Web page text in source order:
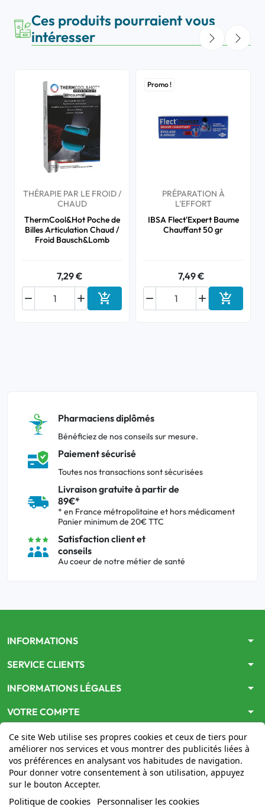
Ces produits pourraient vous
intéresser
THÉRAPIE PAR LE FROID /
CHAUD
ThermCool&Hot Poche de
Billes Articulation Chaud /
Froid Bausch&Lomb
7,29 €

 Ajouter au panier
Promo !
PRÉPARATION À
L'EFFORT
IBSA Flect'Expert Baume
Chauffant 50 gr
7,49 €

 Ajouter
Pharmaciens diplômés
Bénéficiez de nos conseils sur mesure.
Paiement sécurisé
Toutes nos transactions sont sécurisées
Livraison gratuite à partir de
89€*
* en France métropolitaine et hors médicament
Panier minimum de 20€ TTC
Satisfaction client et
conseils
Au coeur de notre métier de santé
INFORMATIONS arrow_drop_down
SERVICE CLIENTS arrow_drop_down
INFORMATIONS LÉGALES arrow_drop_down
VOTRE COMPTE arrow_drop_down
Ce site Web utilise ses propres cookies et ceux de tiers pour
améliorer nos services et vous montrer des publicités liées à
vos préférences en analysant vos habitudes de navigation.
Pour donner votre consentement à son utilisation, appuyez
sur le bouton Accepter.
Politique de cookies Personnaliser les cookies
www.mon-pharmacien-conseil.com